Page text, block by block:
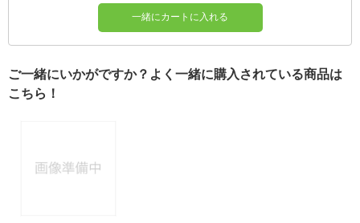
一緒にカートに入れる
ご一緒にいかがですか？よく一緒に購入されている商品は
こちら！